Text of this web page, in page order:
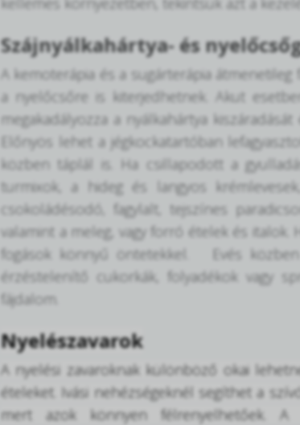
Szájnyálkahártya- és
A kemoterápia és a sugárterápia
a nyelőcsőre is kiterjedhetnek. Akut
megakadályozza a nyálkahártya
Előnyös lehet a jégkockatartóban
közben táplál is. Ha csillapodott a
turmixok, a hideg és langyos
csokoládésodó, fagylalt, tejszínes
valamint a meleg, vagy forró ételek és
fogások könnyű öntetekkel. Evés
érzéstelenítő cukorkák, folyadékok vagy
fájdalom.
Nyelészavarok
A nyelési zavaroknak különböző okai
ételeket. Ivási nehézségeknél segíthet a
mert azok könnyen félrenyelhetőek. A